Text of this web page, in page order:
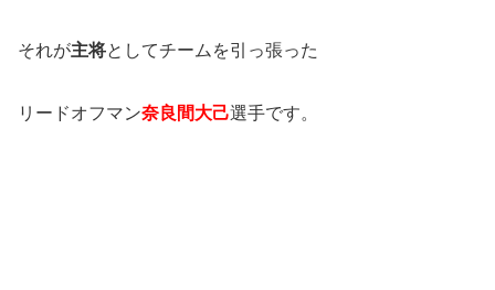
それが主将としてチームを引っ張った
リードオフマン奈良間大己選手です。